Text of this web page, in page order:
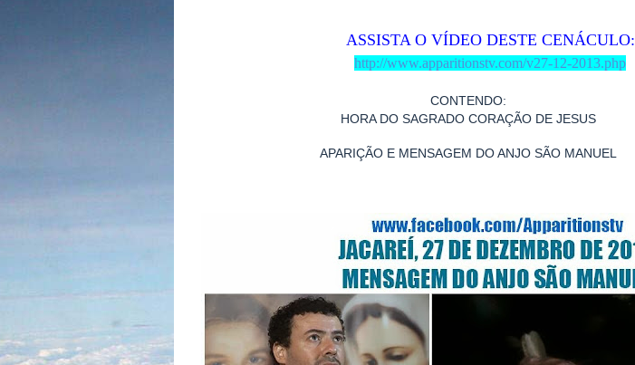
ASSISTA O VÍDEO DESTE CENÁCULO:
http://www.apparitionstv.com/v27-12-2013.php
CONTENDO:
HORA DO SAGRADO CORAÇÃO DE JESUS
APARIÇÃO E MENSAGEM DO ANJO SÃO MANUEL